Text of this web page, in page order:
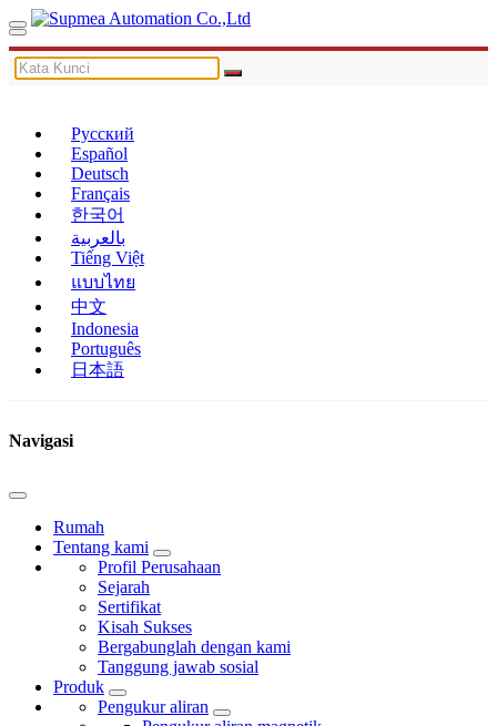
Русский
Español
Deutsch
Français
한국어
بالعربية
Tiếng Việt
แบบไทย
中文
Indonesia
Português
日本語
Navigasi
Rumah
Tentang kami
Profil Perusahaan
Sejarah
Sertifikat
Kisah Sukses
Bergabunglah dengan kami
Tanggung jawab sosial
Produk
Pengukur aliran